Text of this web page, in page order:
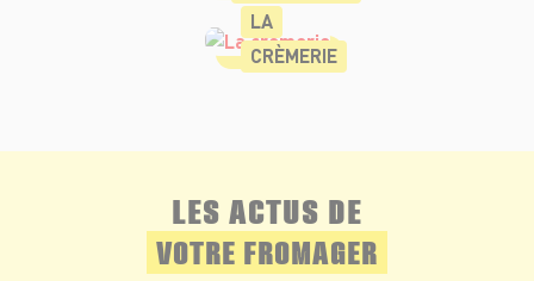
LA
CRÈMERIE
LES ACTUS DE
VOTRE FROMAGER